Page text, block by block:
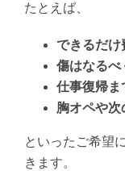
たとえば、
できるだけ
傷はなるべ
仕事復帰ま
胸オペや
といったご希望
きます。